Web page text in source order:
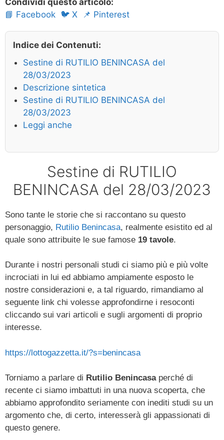
Condividi questo articolo:
📘 Facebook 🐦 X 📌 Pinterest
Indice dei Contenuti:
Sestine di RUTILIO BENINCASA del
28/03/2023
Descrizione sintetica
Sestine di RUTILIO BENINCASA del
28/03/2023
Leggi anche
Sestine di RUTILIO
BENINCASA del 28/03/2023
Sono tante le storie che si raccontano su questo
personaggio, Rutilio Benincasa, realmente esistito ed al
quale sono attribuite le sue famose 19 tavole.
Durante i nostri personali studi ci siamo più e più volte
incrociati in lui ed abbiamo ampiamente esposto le
nostre considerazioni e, a tal riguardo, rimandiamo al
seguente link chi volesse approfondirne i resoconti
cliccando sui vari articoli e sugli argomenti di proprio
interesse.
https://lottogazzetta.it/?s=benincasa
Torniamo a parlare di Rutilio Benincasaperché di
recente ci siamo imbattuti in una nuova scoperta, che
abbiamo approfondito seriamente con inediti studi su un
argomento che, di certo, interesserà gli appassionati di
questo genere.